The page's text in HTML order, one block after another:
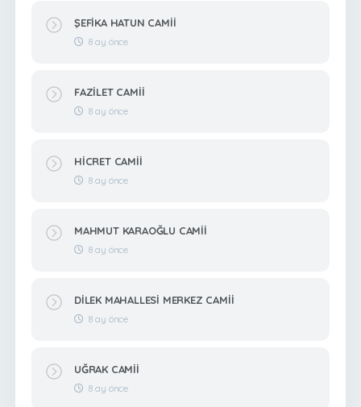
ŞEFİKA HATUN CAMİİ
8 ay önce
FAZİLET CAMİİ
8 ay önce
HİCRET CAMİİ
8 ay önce
MAHMUT KARAOĞLU CAMİİ
8 ay önce
DİLEK MAHALLESİ MERKEZ CAMİİ
8 ay önce
UĞRAK CAMİİ
8 ay önce